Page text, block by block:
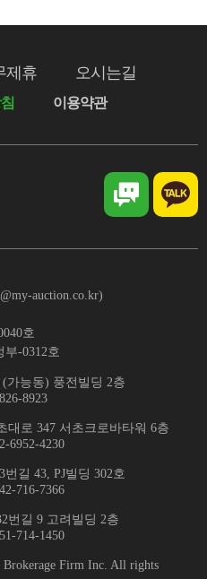
제휴 오시는길
이용약관
auction.co.kr)
호
부-0312호
가능동) 풍전빌딩 2층
8923
로 347 서초크로바타워 6층
6952-4230
길 43, PJ빌딩 302호
716-7366
번길 9 고려빌딩 2층
714-1450
Firm Inc. All rights